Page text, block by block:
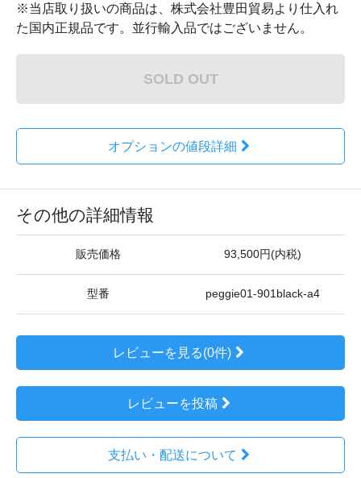
※当店取り扱いの商品は、株式会社豊田貿易より仕入れ
た国内正規品です。並行輸入品ではございません。
SOLD OUT
オプションの値段詳細
その他の詳細情報
販売価格 93,500円(内税)
型番 peggie01-901black-a4
レビューを見る(0件)
レビューを投稿
支払い・配送について